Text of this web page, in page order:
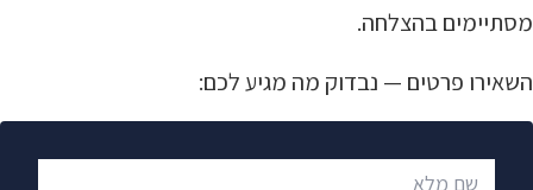
מסתיימים בהצלחה.
השאירו פרטים — נבדוק מה מגיע לכם:
שם מלא